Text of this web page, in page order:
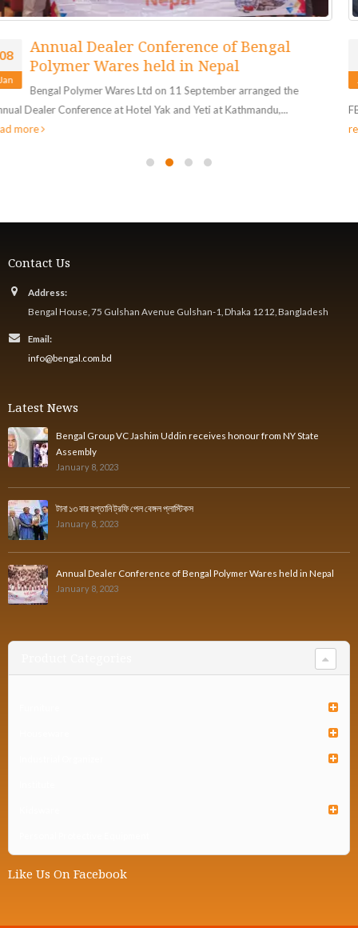
08
Bengal Group VC Jashim Uddin receives
honour from NY State Assembly
Bengal Group of Industries Vice Chairman and President of
FBCCI Md Jashim Uddin received prestigious honour from New York...
read more
Contact Us
Address:
Bengal House, 75 Gulshan Avenue Gulshan-1, Dhaka 1212, Bangladesh
Email:
info@bengal.com.bd
Latest News
Bengal Group VC Jashim Uddin receives honour from NY State
Assembly
January 8, 2023
টানা ১৩ বার রপ্তানি ট্রফি পেল বেঙ্গল প্লাস্টিকস
January 8, 2023
Annual Dealer Conference of Bengal Polymer Wares held in Nepal
January 8, 2023
Like Us On Facebook